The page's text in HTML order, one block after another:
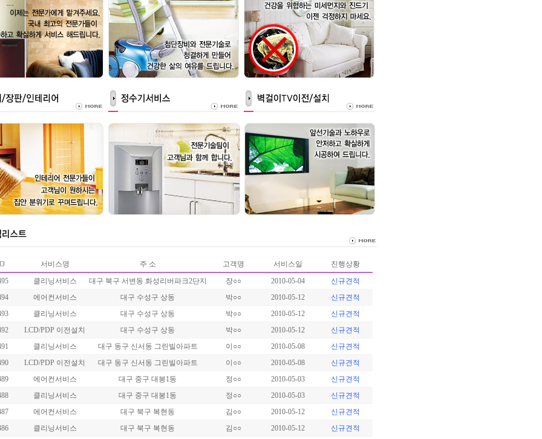
서비스명 주 소 고객명 서비스일
진행상황
클리닝서비스 대구 북구 서변동 화성리버파크2단지 장○○ 2010-05-04
신규견적
에어컨서비스 대구 수성구 상동 박○○ 2010-05-12
신규견적
클리닝서비스 대구 수성구 상동 박○○ 2010-05-12
신규견적
LCD/PDP 이전설치 대구 수성구 상동 박○○ 2010-05-12
신규견적
클리닝서비스 대구 동구 신서동 그린빌아파트 이○○ 2010-05-08
신규견적
LCD/PDP 이전설치 대구 동구 신서동 그린빌아파트 이○○ 2010-05-08
신규견적
에어컨서비스 대구 중구 대봉1동 정○○ 2010-05-03
신규견적
클리닝서비스 대구 중구 대봉1동 정○○ 2010-05-03
신규견적
에어컨서비스 대구 북구 복현동 김○○ 2010-05-12
신규견적
클리닝서비스 대구 북구 복현동 김○○ 2010-05-12 신규견적